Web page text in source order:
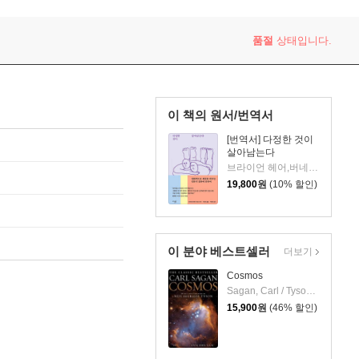
품절 상태입니다.
이 책의 원서/번역서
[번역서] 다정한 것이
살아남는다
브라이언 헤어,버네사 우즈 공저/이민아 역/박한선 감수
19,800원 (10% 할인)
이 분야 베스트셀러
Cosmos
Sagan, Carl / Tyson, Neil Degrasse / Druyan, Ann
15,900원 (46% 할인)
더보기